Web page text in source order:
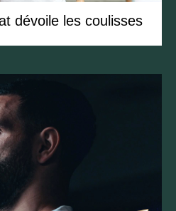
dévoile les coulisses